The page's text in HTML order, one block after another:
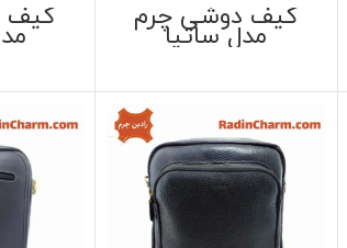
کیف دوشی چرم
مدل ساتیا
کیف